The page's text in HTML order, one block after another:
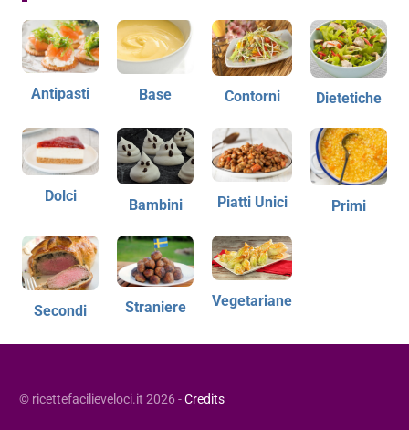
Antipasti Base Contorni Dietetiche
Dolci
Bambini Piatti Unici Primi
Secondi Straniere Vegetariane
© ricettefacilieveloci.it 2026 -Credits